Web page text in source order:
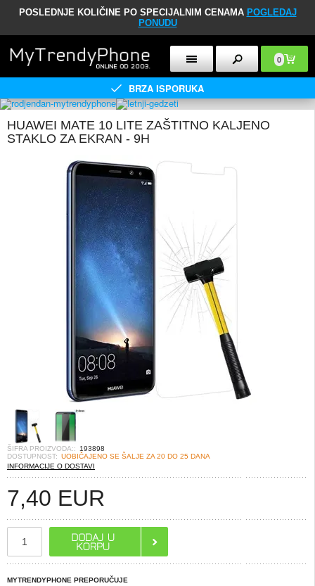
POSLEDNJE KOLIČINE PO SPECIJALNIM CENAMA POGLEDAJ
PONUDU
0
BRZA ISPORUKA
HUAWEI MATE 10 LITE ZAŠTITNO KALJENO
STAKLO ZA EKRAN - 9H
ŠIFRA PROIZVODA::
193898
DOSTUPNOST: UOBIČAJENO SE ŠALJE ZA 20 DO 25 DANA
INFORMACIJE O DOSTAVI
7,40 EUR
MYTRENDYPHONE PREPORUČUJE